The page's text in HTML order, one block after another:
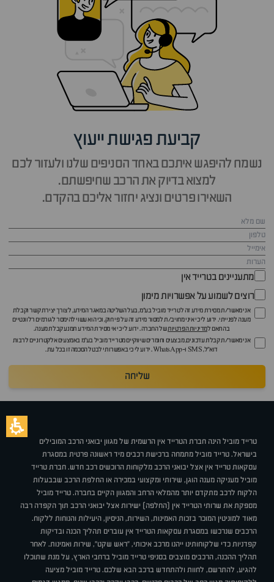
קביעת פגישת ייעוץ
נשמח להיפגש איתכם באחד הסניפים שלנו ולעזור לכם
למצוא בדיוק את הרכב שחיפשתם.
השאירו פרטים ונציג יחזור אליכם בהקדם.
מתעניינים בטרייד אין
רוצים לשמוע על אפשרויות מימון
אני מאשר/ת מסירת מידע זה לטרייד מוביל בע"מ, בעל השליטה במאגר המידע, לצורך יצירת קשר וקבלת
מענה לפנייתי. ידוע לי כי איני מחויב/ת למסור מידע זה על פי חוק, וכי הוא עשוי להימסר לגורמים רלוונטיים
בהתאם למדיניות הפרטיותשל החברה. ידוע לי כי אי מסירת המידע תמנע קבלת מענה.
אני מאשר/ת קבלת עדכונים, מבצעים וחומרים שיווקיים מטרייד מוביל בע"מ באמצעים אלקטרוניים לרבות
דוא״ל, SMS ו-WhatsApp. ידוע לי כי באפשרותי לבטל הסכמה זו בכל עת.
שליחה
טרייד מוביל הינה חברת הטרייד אין הרשמית של מגוון יבואני הרכב המובילים
בישראל. טרייד מוביל מתמחה ברכישת רכבים מיד ראשונה פרטית במסגרת
עסקאות טרייד אין אצל יבואני הרכב מלקוחות הרוכשים רכב חדש. חברת טרייד
מוביל מעניקה מענה הוגן, שירותי ומקצועי במכירה או החלפת הרכב שבבעלות
הלקוח לרכב מתקדם יותר מהמלאי הרחב והמגוון הקיים בחברה. טרייד מוביל
מספקת את שרותי הטרייד אין (החלפה) ישירות אצל יבואני הרכב תוך הקפדה רבה
מאוד למוניטין המוכר בזכות האמינות, השירות, הניסיון, היעילות והנוחות ללקוח.
הרכבים שנרכשו במסגרת עסקאות הטרייד אין עוברים תהליך הכנה ובדיקות
קפדניות כדי שלקוחותינו ייהנו מרכב איכותי, "ראש שקט", שירות ואמינות. לאחר
תהליך ההכנה, הרכבים מוצבים בסניפי טרייד מוביל ברחבי הארץ, על מנת שתוכלו
להגיע, להתרשם, לחוות ולהתחדש ברכב הבא שלכם. טרייד מוביל מציעה